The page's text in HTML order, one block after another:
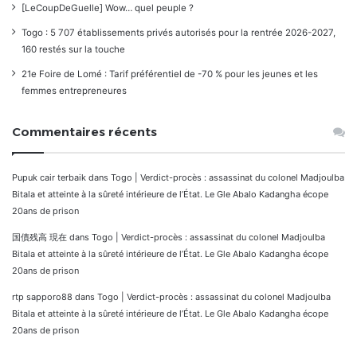
[LeCoupDeGuelle] Wow… quel peuple ?
Togo : 5 707 établissements privés autorisés pour la rentrée 2026-2027,
160 restés sur la touche
21e Foire de Lomé : Tarif préférentiel de -70 % pour les jeunes et les
femmes entrepreneures
Commentaires récents
Pupuk cair terbaik dans Togo | Verdict-procès : assassinat du colonel Madjoulba
Bitala et atteinte à la sûreté intérieure de l’État. Le Gle Abalo Kadangha écope
20ans de prison
国債残高 現在 dans Togo | Verdict-procès : assassinat du colonel Madjoulba
Bitala et atteinte à la sûreté intérieure de l’État. Le Gle Abalo Kadangha écope
20ans de prison
rtp sapporo88 dans Togo | Verdict-procès : assassinat du colonel Madjoulba
Bitala et atteinte à la sûreté intérieure de l’État. Le Gle Abalo Kadangha écope
20ans de prison